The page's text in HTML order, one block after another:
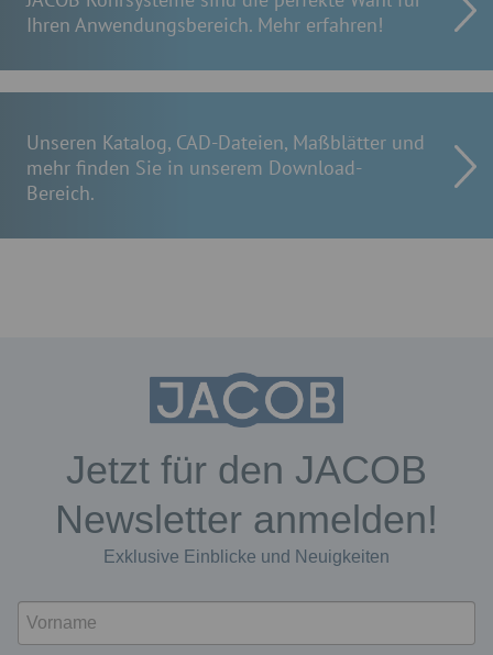
Ihren Anwendungsbereich. Mehr erfahren!
Unseren Katalog, CAD-Dateien, Maßblätter und
mehr finden Sie in unserem Download-
Bereich.
Jetzt für den JACOB
Newsletter anmelden!
Exklusive Einblicke und Neuigkeiten